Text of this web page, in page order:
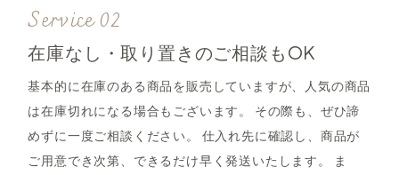
在庫なし・取り置きのご相談もOK
基本的に在庫のある商品を販売していますが、人気の商品
は在庫切れになる場合もございます。 その際も、ぜひ諦
めずに一度ご相談ください。 仕入れ先に確認し、商品が
ご用意でき次第、できるだけ早く発送いたします。 ま